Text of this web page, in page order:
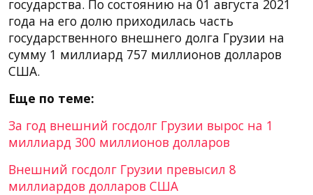
государства. По состоянию на 01 августа 2021
года на его долю приходилась часть
государственного внешнего долга Грузии на
сумму 1 миллиард 757 миллионов долларов
США.
Еще по теме:
За год внешний госдолг Грузии вырос на 1
миллиард 300 миллионов долларов
Внешний госдолг Грузии превысил 8
миллиардов долларов США